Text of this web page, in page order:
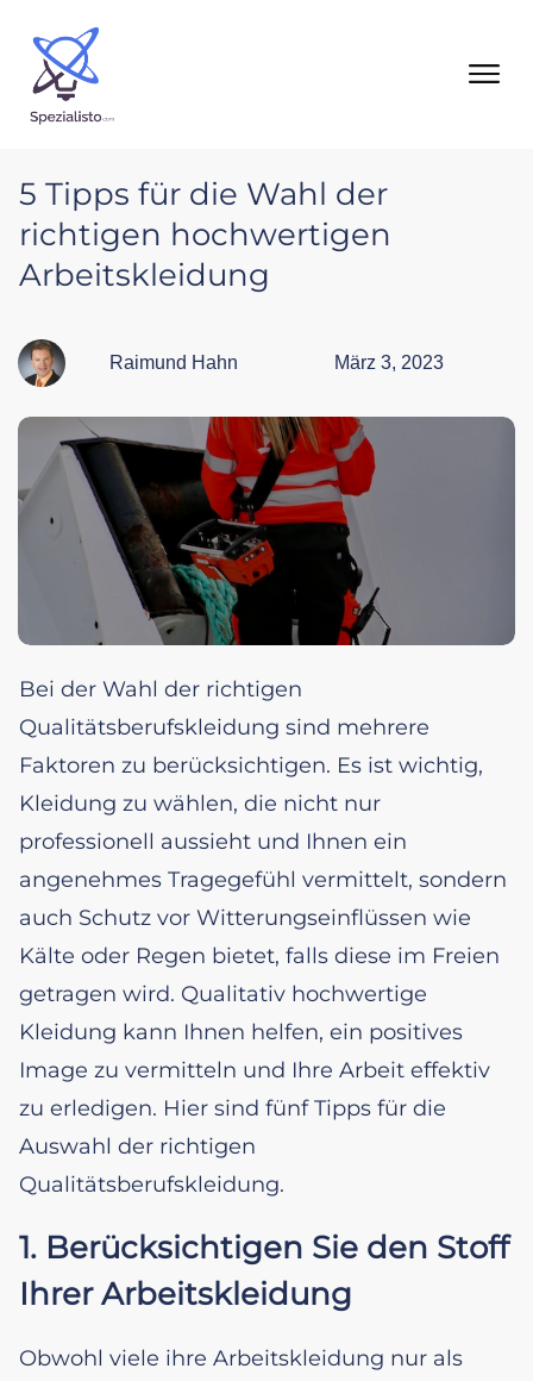
5 Tipps für die Wahl der
richtigen hochwertigen
Arbeitskleidung
Raimund Hahn März 3, 2023
Bei der Wahl der richtigen
Qualitätsberufskleidung sind mehrere
Faktoren zu berücksichtigen. Es ist wichtig,
Kleidung zu wählen, die nicht nur
professionell aussieht und Ihnen ein
angenehmes Tragegefühl vermittelt, sondern
auch Schutz vor Witterungseinflüssen wie
Kälte oder Regen bietet, falls diese im Freien
getragen wird. Qualitativ hochwertige
Kleidung kann Ihnen helfen, ein positives
Image zu vermitteln und Ihre Arbeit effektiv
zu erledigen. Hier sind fünf Tipps für die
Auswahl der richtigen
Qualitätsberufskleidung.
1. Berücksichtigen Sie den Stoff
Ihrer Arbeitskleidung
Obwohl viele ihre Arbeitskleidung nur als